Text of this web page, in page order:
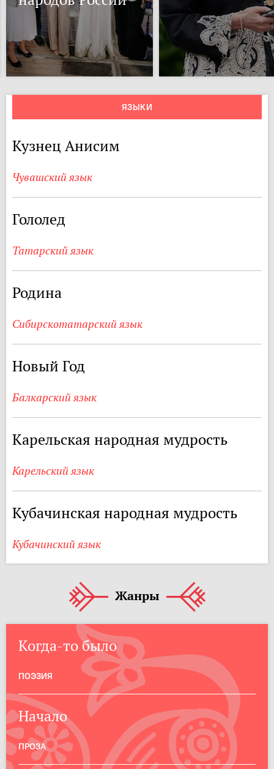
ЯЗЫКИ
Кузнец Анисим
Чувашский язык
Гололед
Татарский язык
Родина
Сибирскотатарский язык
Новый Год
Балкарский язык
Карельская народная мудрость
Карельский язык
Кубачинская народная мудрость
Кубачинский язык
Жанры
Когда-то было
ПОЭЗИЯ
Начало
ПРОЗА